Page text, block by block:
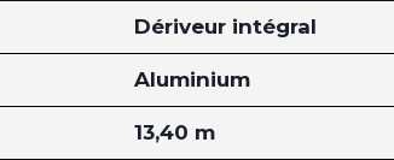
Dériveur intégral
Aluminium
13,40 m